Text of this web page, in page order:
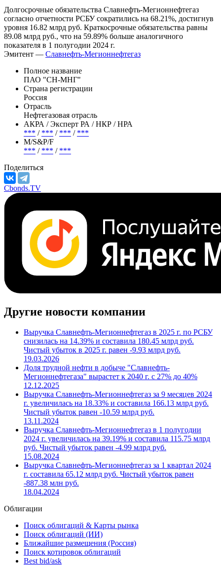
Долгосрочные обязательства Славнефть-Мегионнефтегаз
согласно отчетности РСБУ сократились на 68.21%, достигнув
уровня 16.82 млрд руб. Краткосрочные обязательства равны
89.08 млрд руб., что на 59.89% больше аналогичного
показателя в 1 полугодии 2024 г.
Эмитент — Славнефть-Мегионнефтегаз
Полное название
ПАО "СН-МНГ"
Страна регистрации
Россия
Отрасль
Нефтегазовая отрасль
АКРА / Эксперт РА / НКР / НРА
*** / *** / *** / ***
М/S&P/F
*** / *** / ***
Поделиться
Cbonds.TV
Другие новости компании
Выручка Славнефть-Мегионнефтегаз в 2025 г. по РСБУ
снизилась на 14.39% и составила 180.45 млрд руб.
Чистый убыток в 2025 г. равен -9.93 млрд руб.
19.03.2026
Доля трудной нефти в добыче "Славнефть-
Мегионнефтегаза" вырастет к 2040 г. с 27% до 40%
12.12.2025
Выручка Славнефть-Мегионнефтегаз за 9 месяцев 2024
г. увеличилась на 18.33% и составила 166.13 млрд руб.
Чистый убыток равен -10.59 млрд руб.
13.11.2024
Выручка Славнефть-Мегионнефтегаз в 1 полугодии
2024 г. увеличилась на 39.19% и составила 115.75 млрд
руб. Чистый убыток равен -4.99 млрд руб.
15.08.2024
Выручка Славнефть-Мегионнефтегаз за 1 квартал 2024
г. составила 65.12 млрд руб. Чистый убыток равен
-887.38 млн руб.
18.04.2024
Облигации
Поиск облигаций & Карты рынка
Поиск облигаций (ИИ)
Ближайшие размещения (Россия)
Поиск котировок облигаций
Best bid/ask